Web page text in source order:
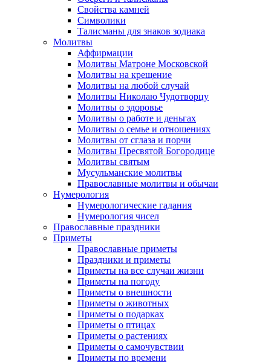
Свойства камней
Символики
Талисманы для знаков зодиака
Молитвы
Аффирмации
Молитвы Матроне Московской
Молитвы на крещение
Молитвы на любой случай
Молитвы Николаю Чудотворцу
Молитвы о здоровье
Молитвы о работе и деньгах
Молитвы о семье и отношениях
Молитвы от сглаза и порчи
Молитвы Пресвятой Богородице
Молитвы святым
Мусульманские молитвы
Православные молитвы и обычаи
Нумерология
Нумерологические гадания
Нумерология чисел
Православные праздники
Приметы
Православные приметы
Праздники и приметы
Приметы на все случаи жизни
Приметы на погоду
Приметы о внешности
Приметы о животных
Приметы о подарках
Приметы о птицах
Приметы о растениях
Приметы о самочувствии
Приметы по времени